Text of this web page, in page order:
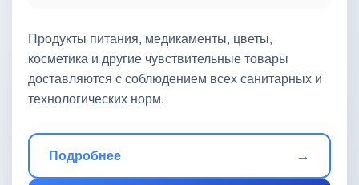
Продукты питания, медикаменты, цветы,
косметика и другие чувствительные товары
доставляются с соблюдением всех санитарных и
технологических норм.
Подробнее →